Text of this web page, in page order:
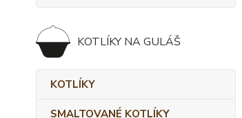
KOTLÍKY NA GULÁŠ
KOTLÍKY
SMALTOVANÉ KOTLÍKY